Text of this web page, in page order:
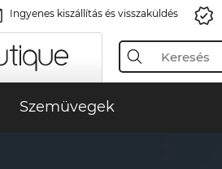
Ingyenes kiszállítás és visszaküldés
Szemüvegek